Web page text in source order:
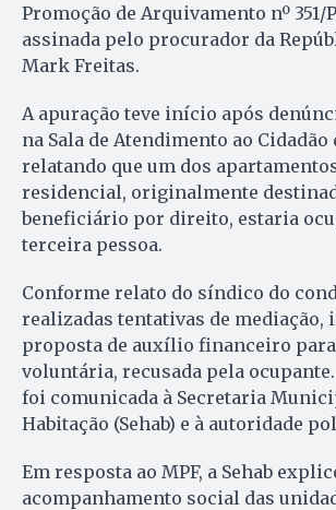
Promoção de Arquivamento nº 351/
assinada pelo procurador da
Mark Freitas.
A apuração teve início após
na Sala de Atendimento ao Cidadão
relatando que um dos
residencial, originalmente
beneficiário por direito, estaria
terceira pessoa.
Conforme relato do síndico do
realizadas tentativas de mediação,
proposta de auxílio financeiro
voluntária, recusada pela
foi comunicada à Secretaria
Habitação (Sehab) e à autoridade
Em resposta ao MPF, a Sehab
acompanhamento social das